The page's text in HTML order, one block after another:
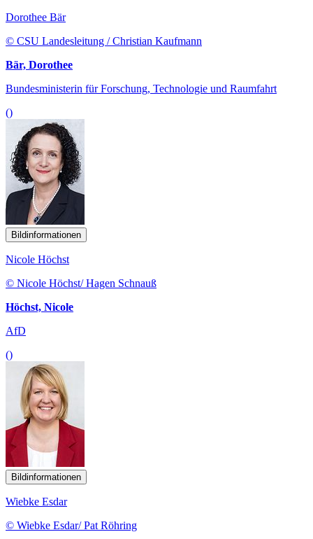
Dorothee Bär
© CSU Landesleitung / Christian Kaufmann
Bär, Dorothee
Bundesministerin für Forschung, Technologie und Raumfahrt
()
Bildinformationen
Nicole Höchst
© Nicole Höchst/ Hagen Schnauß
Höchst, Nicole
AfD
()
Bildinformationen
Wiebke Esdar
© Wiebke Esdar/ Pat Röhring